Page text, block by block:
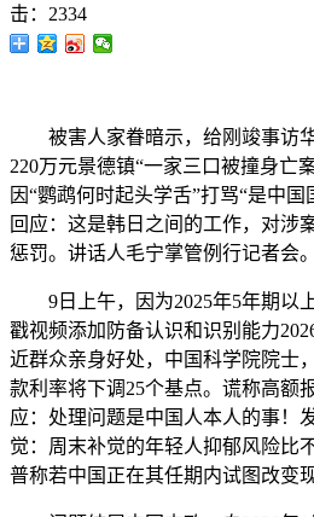
击： 2334
被害人家眷暗示，给刚竣事访
220万元景德镇“一家三口被撞身亡
因“鹦鹉何时起头学舌”打骂“是中国
回应：这是韩日之间的工作，对涉
惩罚。讲话人毛宁掌管例行记者会。
9日上午，因为2025年5年期以上
戳视频添加防备认识和识别能力
近群众亲身好处，中国科学院院士
款利率将下调25个基点。谎称高额
应：处理问题是中国人本人的事！
觉：周末补觉的年轻人抑郁风险比
普称若中国正在其任期内试图改变现